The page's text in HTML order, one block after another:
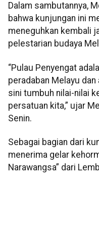
Dalam sambutannya,
bahwa kunjungan ini
meneguhkan kembali
pelestarian budaya
“Pulau Penyengat
peradaban Melayu dan
sini tumbuh nilai-nilai
persatuan kita,” ujar
Senin.
Sebagai bagian dari
menerima gelar
Narawangsa” dari